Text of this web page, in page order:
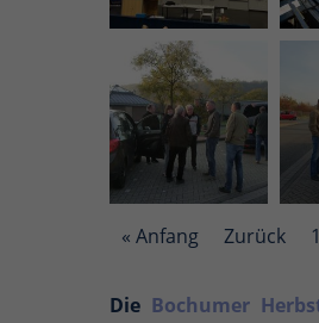
« Anfang Zurück 1
Die Bochumer